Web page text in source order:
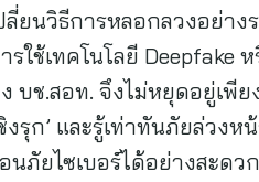
นวิธีการหลอกลวงอย่าง
ช้เทคโนโลยี Deepfake
บช.สอท. จึงไม่หยุดอยู่เ
รุก’ และรู้เท่าทันภัยล่วง
ภัยไซเบอร์ได้อย่างสะด